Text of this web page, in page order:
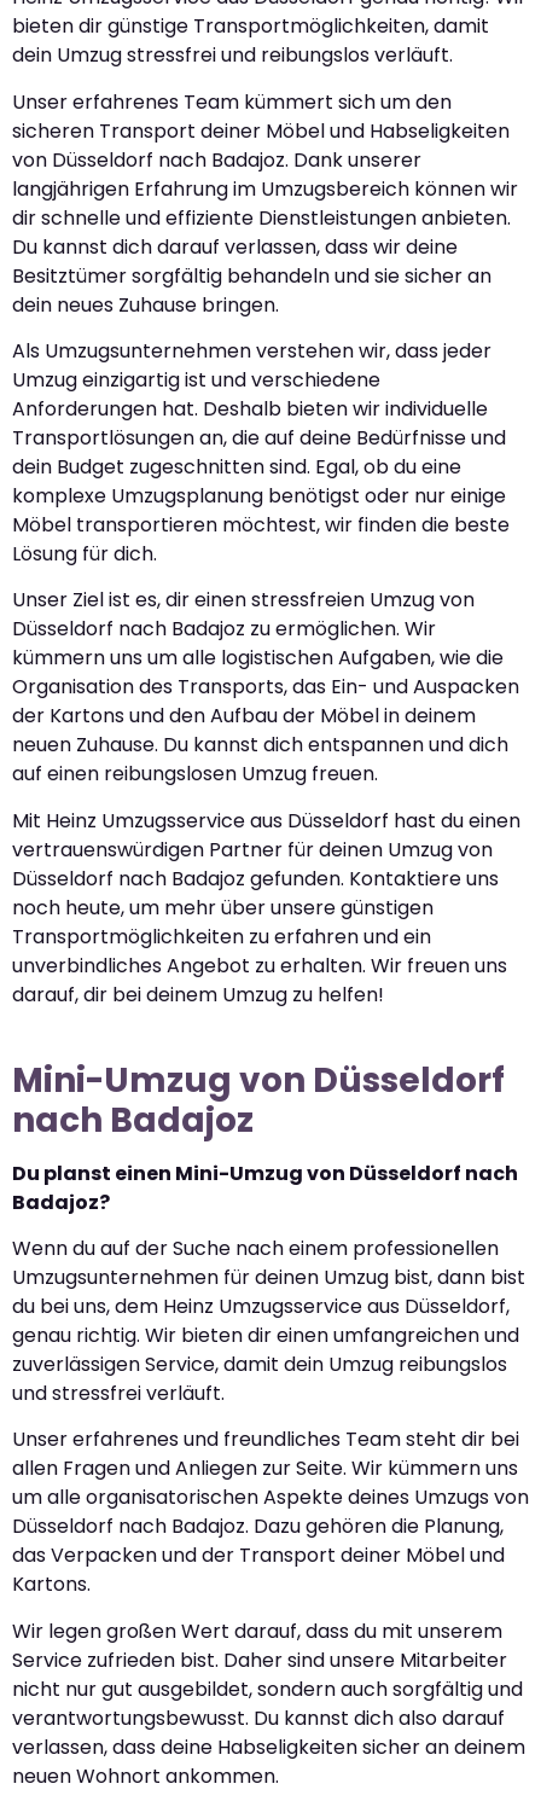
bieten dir günstige Transportmöglichkeiten, damit
dein Umzug stressfrei und reibungslos verläuft.
Unser erfahrenes Team kümmert sich um den
sicheren Transport deiner Möbel und Habseligkeiten
von Düsseldorf nach Badajoz. Dank unserer
langjährigen Erfahrung im Umzugsbereich können wir
dir schnelle und effiziente Dienstleistungen anbieten.
Du kannst dich darauf verlassen, dass wir deine
Besitztümer sorgfältig behandeln und sie sicher an
dein neues Zuhause bringen.
Als Umzugsunternehmen verstehen wir, dass jeder
Umzug einzigartig ist und verschiedene
Anforderungen hat. Deshalb bieten wir individuelle
Transportlösungen an, die auf deine Bedürfnisse und
dein Budget zugeschnitten sind. Egal, ob du eine
komplexe Umzugsplanung benötigst oder nur einige
Möbel transportieren möchtest, wir finden die beste
Lösung für dich.
Unser Ziel ist es, dir einen stressfreien Umzug von
Düsseldorf nach Badajoz zu ermöglichen. Wir
kümmern uns um alle logistischen Aufgaben, wie die
Organisation des Transports, das Ein- und Auspacken
der Kartons und den Aufbau der Möbel in deinem
neuen Zuhause. Du kannst dich entspannen und dich
auf einen reibungslosen Umzug freuen.
Mit Heinz Umzugsservice aus Düsseldorf hast du einen
vertrauenswürdigen Partner für deinen Umzug von
Düsseldorf nach Badajoz gefunden. Kontaktiere uns
noch heute, um mehr über unsere günstigen
Transportmöglichkeiten zu erfahren und ein
unverbindliches Angebot zu erhalten. Wir freuen uns
darauf, dir bei deinem Umzug zu helfen!
Mini-Umzug von Düsseldorf
nach Badajoz
Du planst einen Mini-Umzug von Düsseldorf nach
Badajoz?
Wenn du auf der Suche nach einem professionellen
Umzugsunternehmen für deinen Umzug bist, dann bist
du bei uns, dem Heinz Umzugsservice aus Düsseldorf,
genau richtig. Wir bieten dir einen umfangreichen und
zuverlässigen Service, damit dein Umzug reibungslos
und stressfrei verläuft.
Unser erfahrenes und freundliches Team steht dir bei
allen Fragen und Anliegen zur Seite. Wir kümmern uns
um alle organisatorischen Aspekte deines Umzugs von
Düsseldorf nach Badajoz. Dazu gehören die Planung,
das Verpacken und der Transport deiner Möbel und
Kartons.
Wir legen großen Wert darauf, dass du mit unserem
Service zufrieden bist. Daher sind unsere Mitarbeiter
nicht nur gut ausgebildet, sondern auch sorgfältig und
verantwortungsbewusst. Du kannst dich also darauf
verlassen, dass deine Habseligkeiten sicher an deinem
neuen Wohnort ankommen.